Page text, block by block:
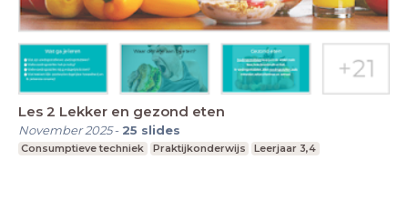
Les 2 Lekker en gezond eten
November 2025- 25 slides
Consumptieve techniek Praktijkonderwijs Leerjaar 3,4